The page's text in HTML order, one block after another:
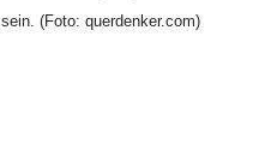
(Foto: querdenker.com)